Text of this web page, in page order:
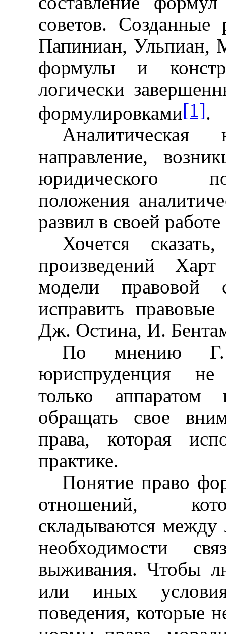
советов.
Папиниан, Ульпиан,
формулы и
логически
формулировками[1].
направление,
юридического
положения
развил в своей
Хочется
произведений Харт
модели правовой
исправить
Дж. Остина, И.
По мнению Г.
юриспруденция не
только аппаратом
обращать свое
права, которая
практике.
Понятие право
отношений,
складываются между
необходимости
выживания. Чтобы
или иных
поведения, которые